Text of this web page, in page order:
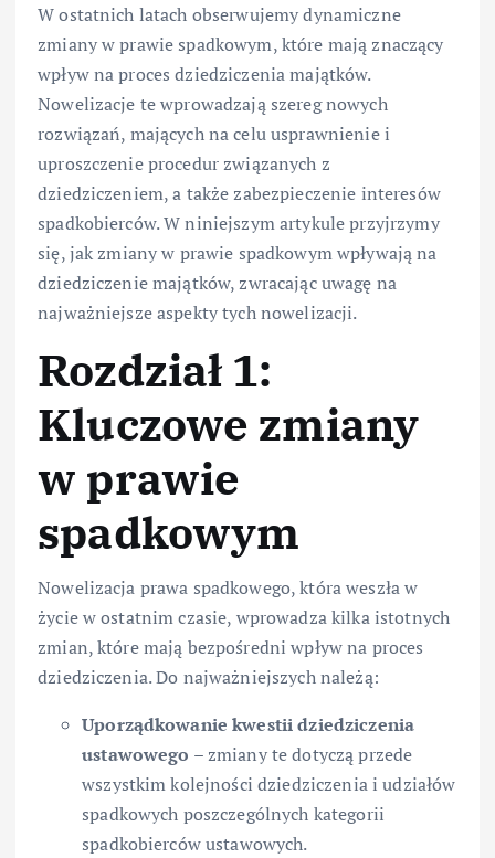
W ostatnich latach obserwujemy dynamiczne
zmiany w prawie spadkowym, które mają znaczący
wpływ na proces dziedziczenia majątków.
Nowelizacje te wprowadzają szereg nowych
rozwiązań, mających na celu usprawnienie i
uproszczenie procedur związanych z
dziedziczeniem, a także zabezpieczenie interesów
spadkobierców. W niniejszym artykule przyjrzymy
się, jak zmiany w prawie spadkowym wpływają na
dziedziczenie majątków, zwracając uwagę na
najważniejsze aspekty tych nowelizacji.
Rozdział 1:
Kluczowe zmiany
w prawie
spadkowym
Nowelizacja prawa spadkowego, która weszła w
życie w ostatnim czasie, wprowadza kilka istotnych
zmian, które mają bezpośredni wpływ na proces
dziedziczenia. Do najważniejszych należą:
Uporządkowanie kwestii dziedziczenia
ustawowego – zmiany te dotyczą przede
wszystkim kolejności dziedziczenia i udziałów
spadkowych poszczególnych kategorii
spadkobierców ustawowych.